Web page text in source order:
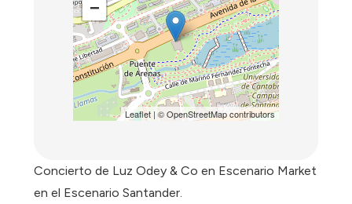
−
Leaflet| ©OpenStreetMapcontributors
Concierto de Luz Odey & Co en Escenario Market
en el Escenario Santander.